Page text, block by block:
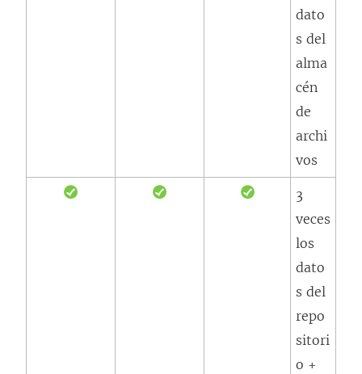
dato
s del
alma
cén
de
archi
vos
3
veces
los
dato
s del
repo
sitori
o +